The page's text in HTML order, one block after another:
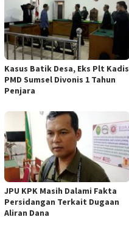
Kasus Batik Desa, Eks Plt Kadis
PMD Sumsel Divonis 1 Tahun
Penjara
JPU KPK Masih Dalami Fakta
Persidangan Terkait Dugaan
Aliran Dana